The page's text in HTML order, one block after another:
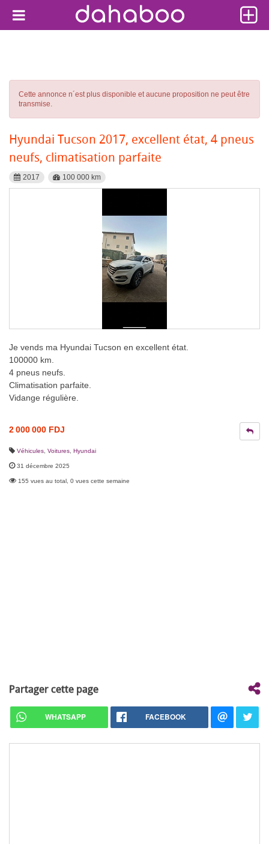
Cette annonce n´est plus disponible et aucune proposition ne peut être
transmise.
Hyundai Tucson 2017, excellent état, 4 pneus
neufs, climatisation parfaite
2017 100 000 km
Je vends ma Hyundai Tucson en excellent état.
100000 km.
4 pneus neufs.
Climatisation parfaite.
Vidange régulière.
2 000 000 FDJ
Véhicules Voitures Hyundai
31 décembre 2025
155 vues au total, 0 vues cette semaine
Partager cette page
WHATSAPP FACEBOOK